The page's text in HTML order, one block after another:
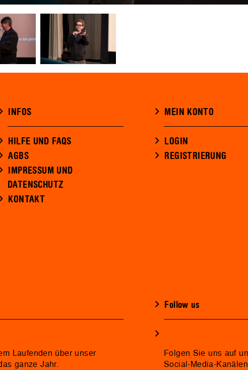
INFOS
HILFE UND FAQS
AGBS
IMPRESSUM UND
DATENSCHUTZ
KONTAKT
MEIN KONTO
LOGIN
REGISTRIERUNG
Laufenden über unser
ganze Jahr.
Follow us
Folgen Sie uns auf
Social-Media-